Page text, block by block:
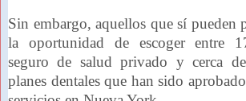
Sin embargo, aquellos que sí pueden
la oportunidad de escoger entre
seguro de salud privado y cerca
planes dentales que han sido